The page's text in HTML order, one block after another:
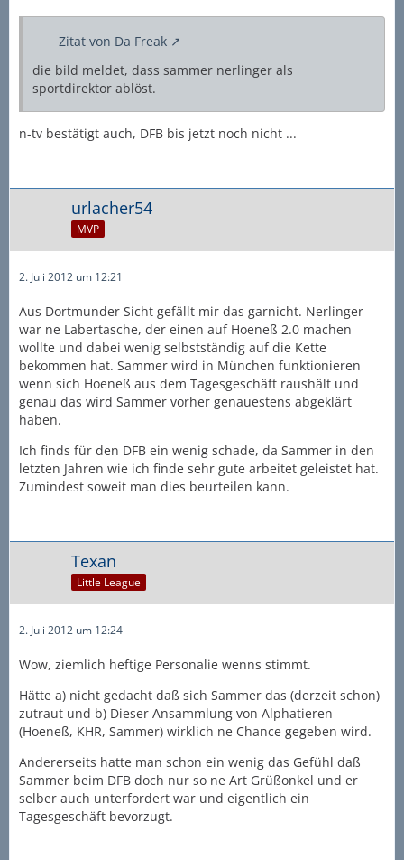
Zitat von Da Freak
die bild meldet, dass sammer nerlinger als
sportdirektor ablöst.
n-tv bestätigt auch, DFB bis jetzt noch nicht ...
urlacher54
MVP
2. Juli 2012 um 12:21
Aus Dortmunder Sicht gefällt mir das garnicht. Nerlinger
war ne Labertasche, der einen auf Hoeneß 2.0 machen
wollte und dabei wenig selbstständig auf die Kette
bekommen hat. Sammer wird in München funktionieren
wenn sich Hoeneß aus dem Tagesgeschäft raushält und
genau das wird Sammer vorher genauestens abgeklärt
haben.
Ich finds für den DFB ein wenig schade, da Sammer in den
letzten Jahren wie ich finde sehr gute arbeitet geleistet hat.
Zumindest soweit man dies beurteilen kann.
Texan
Little League
2. Juli 2012 um 12:24
Wow, ziemlich heftige Personalie wenns stimmt.
Hätte a) nicht gedacht daß sich Sammer das (derzeit schon)
zutraut und b) Dieser Ansammlung von Alphatieren
(Hoeneß, KHR, Sammer) wirklich ne Chance gegeben wird.
Andererseits hatte man schon ein wenig das Gefühl daß
Sammer beim DFB doch nur so ne Art Grüßonkel und er
selber auch unterfordert war und eigentlich ein
Tagesgeschäft bevorzugt.